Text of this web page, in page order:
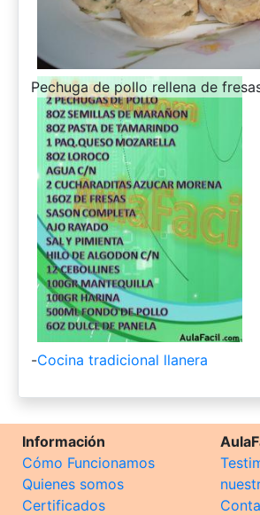
-
Pechuga de pollo rellena de
-Cocina tradicional llanera
Información
Cómo Funcionamos
Quienes somos
Certificados